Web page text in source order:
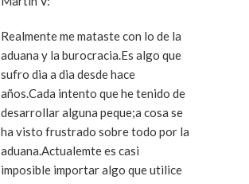
Realmente me mataste con lo de la
aduana y la burocracia.Es algo que
sufro dia a dia desde hace
años.Cada intento que he tenido de
desarrollar alguna peque;a cosa se
ha visto frustrado sobre todo por la
aduana.Actualemte es casi
imposible importar algo que utilice